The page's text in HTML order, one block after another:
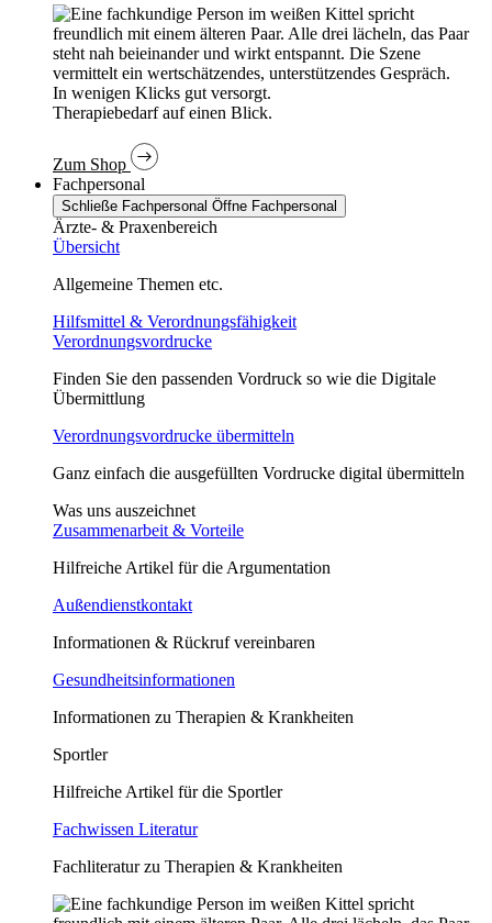
In wenigen Klicks gut versorgt.
Therapiebedarf auf einen Blick.
Zum Shop
Fachpersonal
Schließe Fachpersonal Öffne Fachpersonal
Ärzte- & Praxenbereich
Übersicht
Allgemeine Themen etc.
Hilfsmittel & Verordnungsfähigkeit
Verordnungsvordrucke
Finden Sie den passenden Vordruck so wie die Digitale
Übermittlung
Verordnungsvordrucke übermitteln
Ganz einfach die ausgefüllten Vordrucke digital übermitteln
Was uns auszeichnet
Zusammenarbeit & Vorteile
Hilfreiche Artikel für die Argumentation
Außendienstkontakt
Informationen & Rückruf vereinbaren
Gesundheitsinformationen
Informationen zu Therapien & Krankheiten
Sportler
Hilfreiche Artikel für die Sportler
Fachwissen Literatur
Fachliteratur zu Therapien & Krankheiten